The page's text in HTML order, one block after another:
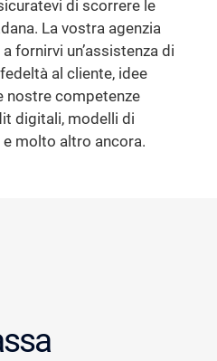
di scorrere le
La vostra agenzia
fornirvi un’assistenza di
al cliente, idee
nostre competenze
digitali, modelli di
molto altro ancora.